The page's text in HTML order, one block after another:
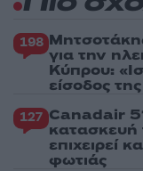
198
για την
Κύπρου:
είσοδος
127 Canadair
επιχειρεί
φωτιάς